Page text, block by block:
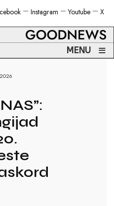
X
Youtube
Instagram
MENU ≡